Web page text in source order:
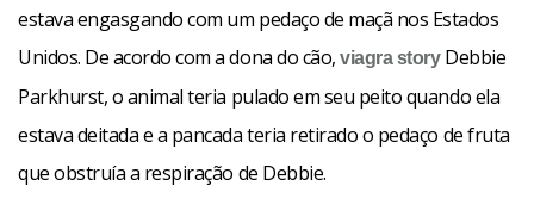
estava engasgando com um pedaço de maçã nos Estados
Unidos. De acordo com a dona do cão,viagra storyDebbie
Parkhurst, o animal teria pulado em seu peito quando ela
estava deitada e a pancada teria retirado o pedaço de fruta
que obstruía a respiração de Debbie.